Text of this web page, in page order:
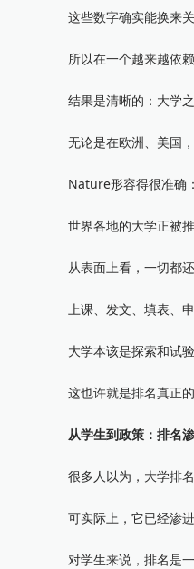
这些数字确实能换来关
所以在一个越来越依赖
结果是清晰的：大学之
无论是在欧洲、美国，
Nature形容得很准确：
世界各地的大学正被推
从表面上看，一切都还
上课、发文、填表、申
大学本该是探索和试验
这也许就是排名真正的
从学生到政策：排名
很多人以为，大学排名
可实际上，它已经渗进
对学生来说，排名是一